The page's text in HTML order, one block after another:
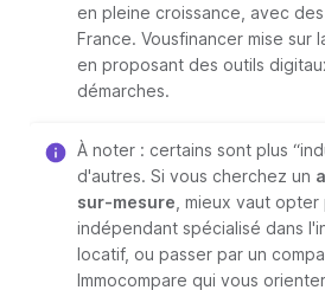
en pleine croissance, avec
France. Vousfinancer mise sur
en proposant des outils
démarches.
À noter : certains sont plus
d'autres. Si vous cherchez un
sur-mesure , mieux vaut
indépendant spécialisé dans
locatif, ou passer par un
Immocompare qui vous